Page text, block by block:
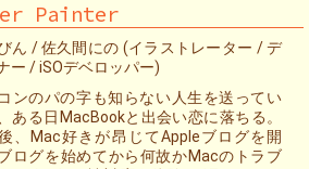
Painter
ん / 佐久間にの (イラストレーター / デ
ー / iSOデベロッパー)
ンのパの字も知らない人生を送ってい
ある日MacBookと出会い恋に落ちる。
、Mac好きが昂じてAppleブログを開
ログを始めてから何故かMacのトラブ